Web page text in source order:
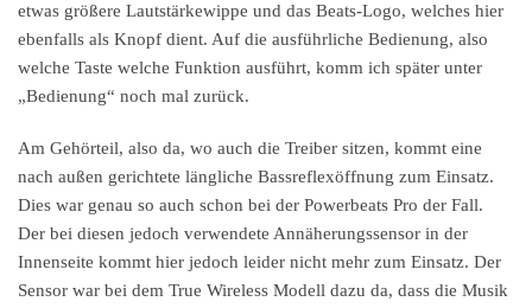
etwas größere Lautstärkewippe und das Beats-Logo, welches hier
ebenfalls als Knopf dient. Auf die ausführliche Bedienung, also
welche Taste welche Funktion ausführt, komm ich später unter
„Bedienung“ noch mal zurück.
Am Gehörteil, also da, wo auch die Treiber sitzen, kommt eine
nach außen gerichtete längliche Bassreflexöffnung zum Einsatz.
Dies war genau so auch schon bei der Powerbeats Pro der Fall.
Der bei diesen jedoch verwendete Annäherungssensor in der
Innenseite kommt hier jedoch leider nicht mehr zum Einsatz. Der
Sensor war bei dem True Wireless Modell dazu da, dass die Musik